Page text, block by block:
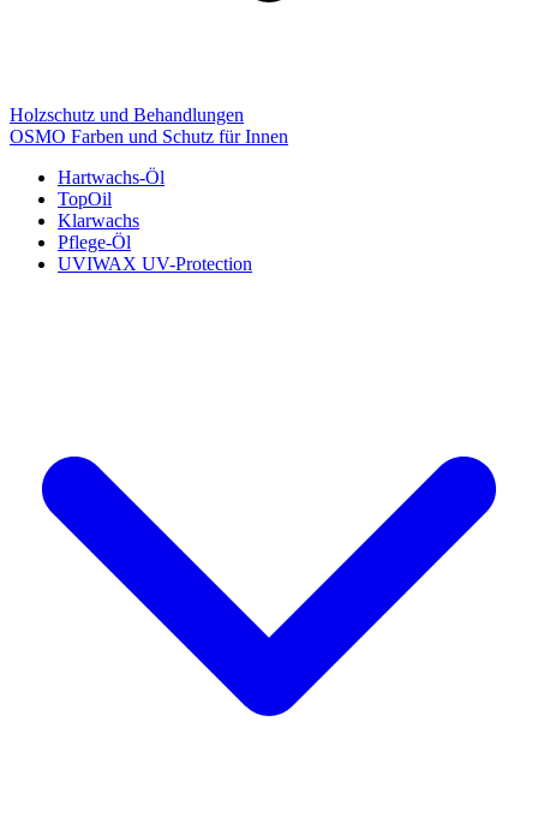
Holzschutz und Behandlungen
OSMO Farben und Schutz für Innen
Hartwachs-Öl
TopOil
Klarwachs
Pflege-Öl
UVIWAX UV-Protection